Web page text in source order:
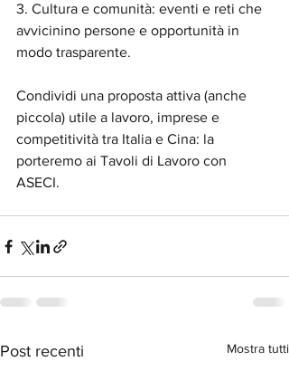
3.⁠ ⁠Cultura e comunità: eventi e reti che
avvicinino persone e opportunità in
modo trasparente.
Condividi una proposta attiva (anche
piccola) utile a lavoro, imprese e
competitività tra Italia e Cina: la
porteremo ai Tavoli di Lavoro con
ASECI.
Post recenti Mostra tutti